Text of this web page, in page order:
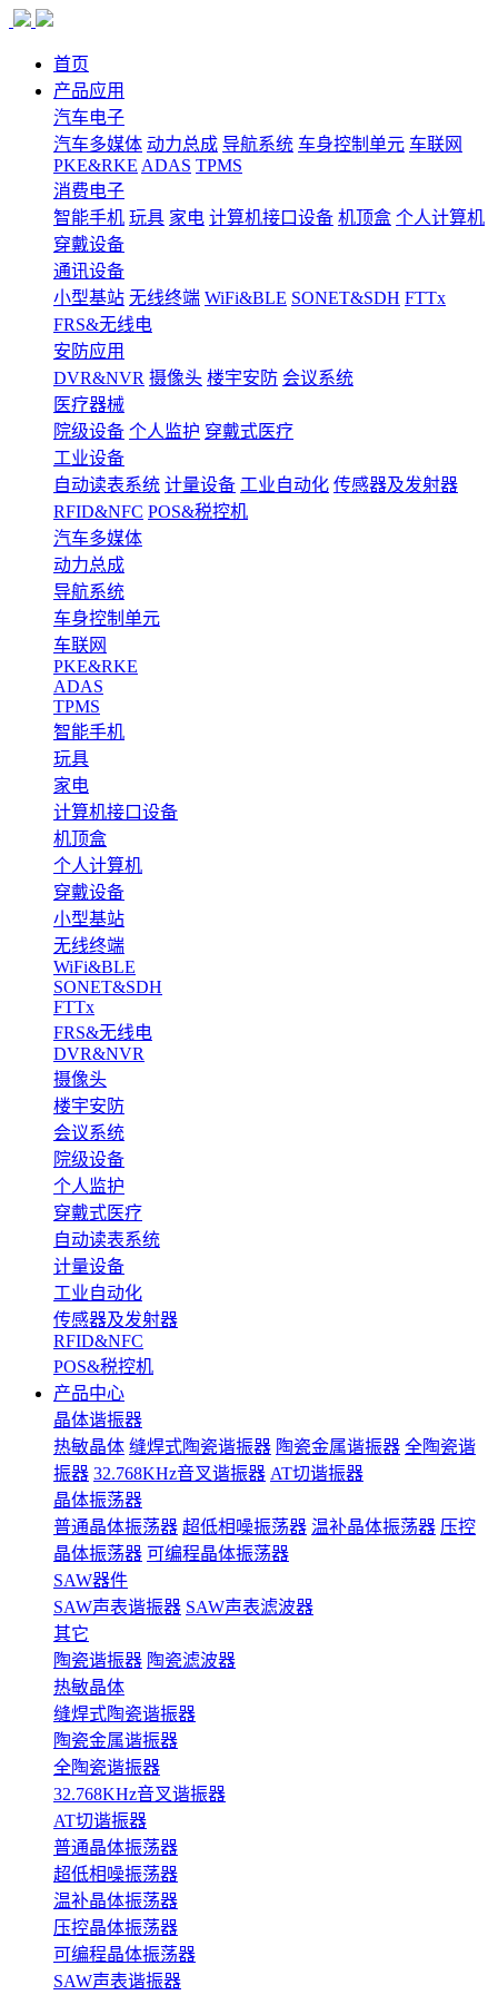
首页
产品应用
汽车电子
汽车多媒体 动力总成 导航系统 车身控制单元 车联网
PKE&RKE ADAS TPMS
消费电子
智能手机 玩具 家电 计算机接口设备 机顶盒 个人计算机
穿戴设备
通讯设备
小型基站 无线终端 WiFi&BLE SONET&SDH FTTx
FRS&无线电
安防应用
DVR&NVR 摄像头 楼宇安防 会议系统
医疗器械
院级设备 个人监护 穿戴式医疗
工业设备
自动读表系统 计量设备 工业自动化 传感器及发射器
RFID&NFC POS&税控机
汽车多媒体
动力总成
导航系统
车身控制单元
车联网
PKE&RKE
ADAS
TPMS
智能手机
玩具
家电
计算机接口设备
机顶盒
个人计算机
穿戴设备
小型基站
无线终端
WiFi&BLE
SONET&SDH
FTTx
FRS&无线电
DVR&NVR
摄像头
楼宇安防
会议系统
院级设备
个人监护
穿戴式医疗
自动读表系统
计量设备
工业自动化
传感器及发射器
RFID&NFC
POS&税控机
产品中心
晶体谐振器
热敏晶体 缝焊式陶瓷谐振器 陶瓷金属谐振器 全陶瓷谐
振器 32.768KHz音叉谐振器 AT切谐振器
晶体振荡器
普通晶体振荡器 超低相噪振荡器 温补晶体振荡器 压控
晶体振荡器 可编程晶体振荡器
SAW器件
SAW声表谐振器 SAW声表滤波器
其它
陶瓷谐振器 陶瓷滤波器
热敏晶体
缝焊式陶瓷谐振器
陶瓷金属谐振器
全陶瓷谐振器
32.768KHz音叉谐振器
AT切谐振器
普通晶体振荡器
超低相噪振荡器
温补晶体振荡器
压控晶体振荡器
可编程晶体振荡器
SAW声表谐振器